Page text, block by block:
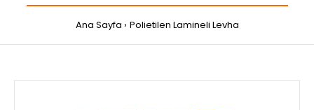
Ana Sayfa Polietilen Lamineli Levha